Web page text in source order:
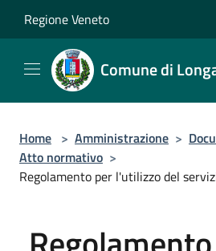
Regione Veneto
Comune di
Home > Amministrazione >
Atto normativo >
Regolamento per l'utilizzo del